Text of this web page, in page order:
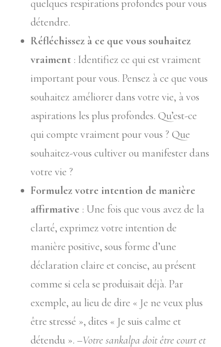
quelques respirations profondes pour vous
détendre.
Réfléchissez à ce que vous souhaitez
vraiment : Identifiez ce qui est vraiment
important pour vous. Pensez à ce que vous
souhaitez améliorer dans votre vie, à vos
aspirations les plus profondes. Qu’est-ce
qui compte vraiment pour vous ? Que
souhaitez-vous cultiver ou manifester dans
votre vie ?
Formulez votre intention de manière
affirmative : Une fois que vous avez de la
clarté, exprimez votre intention de
manière positive, sous forme d’une
déclaration claire et concise, au présent
comme si cela se produisait déjà. Par
exemple, au lieu de dire « Je ne veux plus
être stressé », dites « Je suis calme et
détendu ». –Votre sankalpa doit être court et